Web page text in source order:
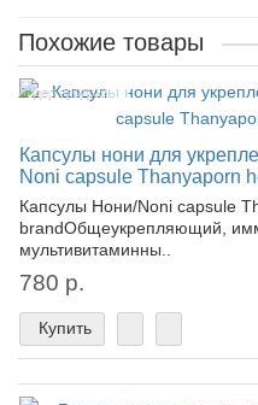
Похожие товары
Лидер продаж!
Капсулы нони для
Noni capsule Thanyaporn
Капсулы Нони/Noni capsule
brandОбщеукрепляющий,
мультивитаминны..
780 р.
Купить